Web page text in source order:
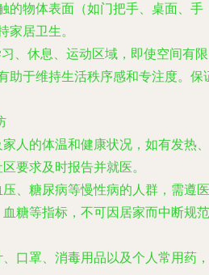
的物体表面（如门把手、桌面、手
家居卫生。
习、休息、运动区域，即使空间有
助于维持生活秩序感和专注度。保
家人的体温和健康状况，如有发热、
要求及时报告并就医。
压、糖尿病等慢性病的人群，需遵医
糖等指标，不可因居家而中断规范
、口罩、消毒用品以及个人常用药，